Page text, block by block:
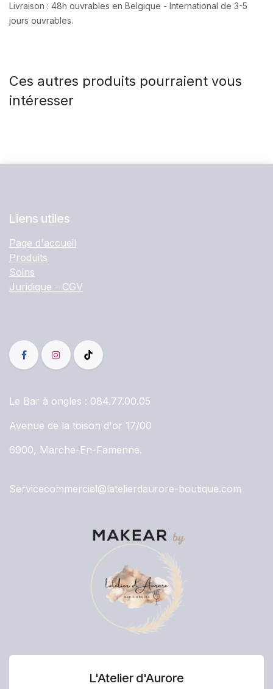
Livraison : 48h ouvrables en Belgique - International de 3-5
jours ouvrables.
Ces autres produits pourraient vous
intéresser
Liens utiles
Page d'accueil
Produits
Soins
Juridique - CGV
Le Bar à ongles : 084.77.00.05
Avenue de la toison d'or 17/00
6900, Marche-En-Famenne.
Servicecommercial@latelierdaurore-boutique.com
L'Atelier d'Aurore